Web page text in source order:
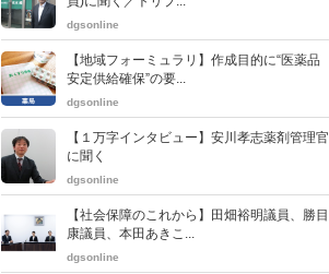
dgsonline
【地域フォーミュラリ】作成目的に“医薬品
安定供給確保”の要...
dgsonline
【１万字インタビュー】安川孝志薬剤管理官
に聞く
dgsonline
【社会保障のこれから】田畑裕明議員、勝目
康議員、本田あきこ...
dgsonline